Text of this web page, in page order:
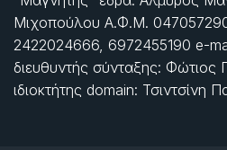
Μιχοπούλου Α.Φ.Μ.
2422024666, 6972455190 e-
διευθυντής σύνταξης: Φώτιος
ιδιοκτήτης domain: Τσιντσίνη